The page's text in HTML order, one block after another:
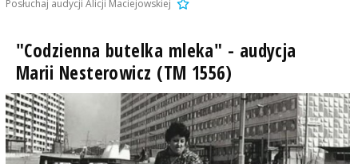
Posłuchaj audycji Alicji Maciejowskiej
"Codzienna butelka mleka" - audycja
Marii Nesterowicz (TM 1556)